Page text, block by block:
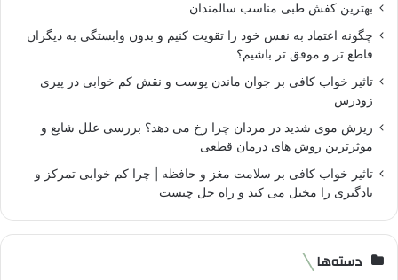
بهترین کفش طبی مناسب سالمندان
چگونه اعتماد به نفس خود را تقویت کنیم و بدون وابستگی به دیگران
قاطع تر و موفق تر باشیم؟
تاثیر خواب کافی بر جوان ماندن پوست و نقش کم خوابی در پیری
زودرس
ریزش موی شدید در مردان چرا رخ می دهد؟ بررسی علل شایع و
موثرترین روش های درمان قطعی
تاثیر خواب کافی بر سلامت مغز و حافظه | چرا کم خوابی تمرکز و
یادگیری را مختل می کند و راه حل چیست
دسته‌ها